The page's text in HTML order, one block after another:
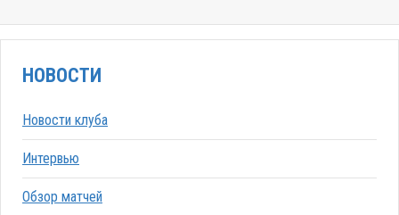
НОВОСТИ
Новости клуба
Интервью
Обзор матчей